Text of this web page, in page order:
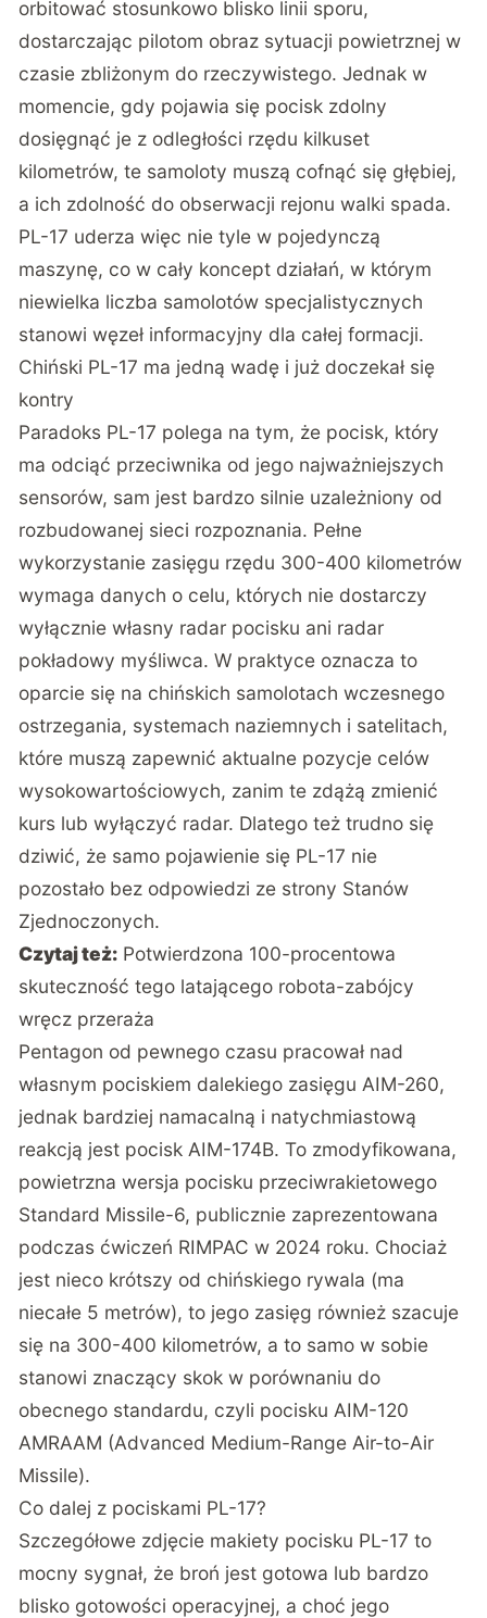
orbitować stosunkowo blisko linii sporu,
dostarczając pilotom obraz sytuacji powietrznej w
czasie zbliżonym do rzeczywistego. Jednak w
momencie, gdy pojawia się pocisk zdolny
dosięgnąć je z odległości rzędu kilkuset
kilometrów, te samoloty muszą cofnąć się głębiej,
a ich zdolność do obserwacji rejonu walki spada.
PL-17 uderza więc nie tyle w pojedynczą
maszynę, co w cały koncept działań, w którym
niewielka liczba samolotów specjalistycznych
stanowi węzeł informacyjny dla całej formacji.
Chiński PL-17 ma jedną wadę i już doczekał się
kontry
Paradoks PL-17 polega na tym, że pocisk, który
ma odciąć przeciwnika od jego najważniejszych
sensorów, sam jest bardzo silnie uzależniony od
rozbudowanej sieci rozpoznania. Pełne
wykorzystanie zasięgu rzędu 300-400 kilometrów
wymaga danych o celu, których nie dostarczy
wyłącznie własny radar pocisku ani radar
pokładowy myśliwca. W praktyce oznacza to
oparcie się na chińskich samolotach wczesnego
ostrzegania, systemach naziemnych i satelitach,
które muszą zapewnić aktualne pozycje celów
wysokowartościowych, zanim te zdążą zmienić
kurs lub wyłączyć radar. Dlatego też trudno się
dziwić, że samo pojawienie się PL-17 nie
pozostało bez odpowiedzi ze strony Stanów
Zjednoczonych.
Czytaj też: Potwierdzona 100-procentowa
skuteczność tego latającego robota-zabójcy
wręcz przeraża
Pentagon od pewnego czasu pracował nad
własnym pociskiem dalekiego zasięgu AIM-260,
jednak bardziej namacalną i natychmiastową
reakcją jest pocisk AIM-174B. To zmodyfikowana,
powietrzna wersja pocisku przeciwrakietowego
Standard Missile-6, publicznie zaprezentowana
podczas ćwiczeń RIMPAC w 2024 roku. Chociaż
jest nieco krótszy od chińskiego rywala (ma
niecałe 5 metrów), to jego zasięg również szacuje
się na 300-400 kilometrów, a to samo w sobie
stanowi znaczący skok w porównaniu do
obecnego standardu, czyli pocisku AIM-120
AMRAAM (Advanced Medium-Range Air-to-Air
Missile).
Co dalej z pociskami PL-17?
Szczegółowe zdjęcie makiety pocisku PL-17 to
mocny sygnał, że broń jest gotowa lub bardzo
blisko gotowości operacyjnej, a choć jego